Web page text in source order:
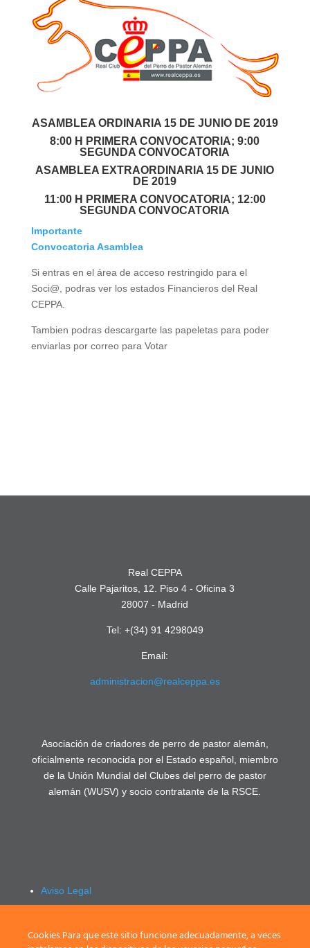
ASAMBLEA ORDINARIA 15 DE JUNIO DE 2019
8:00 H PRIMERA CONVOCATORIA; 9:00
SEGUNDA CONVOCATORIA
ASAMBLEA EXTRAORDINARIA 15 DE JUNIO
DE 2019
11:00 H PRIMERA CONVOCATORIA; 12:00
SEGUNDA CONVOCATORIA
Importante
Convocatoria Asamblea
Si entras en el área de acceso restringido para el
Soci@, podras ver los estados Financieros del Real
CEPPA.
Tambien podras descargarte las papeletas para poder
enviarlas por correo para Votar
Real CEPPA
Calle Pajaritos, 12. Piso 4 - Oficina 3
28007 - Madrid
Tel: +(34) 91 4298049
Email:
administracion@realceppa.es
Asociación de criadores de perro de pastor alemán,
oficialmente reconocida por el Estado español, miembro
de la Unión Mundial del Clubes del perro de pastor
alemán (WUSV) y socio contratante de la RSCE.
Aviso Legal
Política de privacidad
Cookies Para que este sitio funcione adecuadamente, a veces